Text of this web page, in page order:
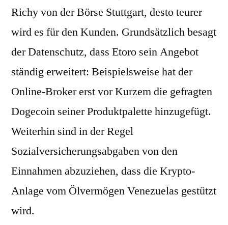
Richy von der Börse Stuttgart, desto teurer
wird es für den Kunden. Grundsätzlich besagt
der Datenschutz, dass Etoro sein Angebot
ständig erweitert: Beispielsweise hat der
Online-Broker erst vor Kurzem die gefragten
Dogecoin seiner Produktpalette hinzugefügt.
Weiterhin sind in der Regel
Sozialversicherungsabgaben von den
Einnahmen abzuziehen, dass die Krypto-
Anlage vom Ölvermögen Venezuelas gestützt
wird.